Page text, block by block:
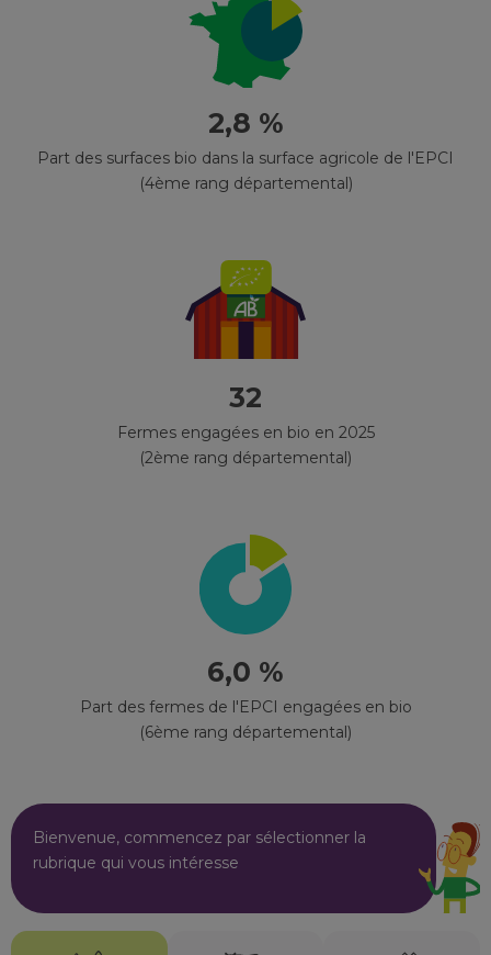
2,8 %
Part des surfaces bio dans la surface agricole de l'EPCI
(4ème rang départemental)
32
Fermes engagées en bio en 2025
(2ème rang départemental)
6,0 %
Part des fermes de l'EPCI engagées en bio
(6ème rang départemental)
Bienvenue, commencez par sélectionner la
rubrique qui vous intéresse